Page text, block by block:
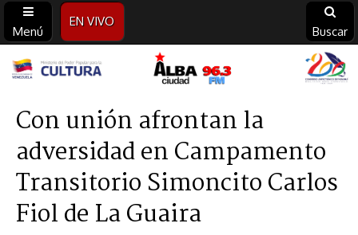
Menú
EN VIVO
Buscar
Alba
Ciudad
96.3
FM
Con unión afrontan la
adversidad en Campamento
Transitorio Simoncito Carlos
Fiol de La Guaira